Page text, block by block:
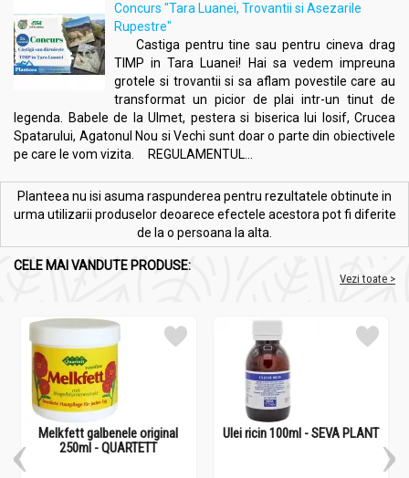
Concurs "Tara Luanei, Trovantii si Asezarile
Rupestre"
Castiga pentru tine sau pentru cineva drag
TIMP in Tara Luanei! Hai sa vedem impreuna
grotele si trovantii si sa aflam povestile care au
transformat un picior de plai intr-un tinut de
legenda. Babele de la Ulmet, pestera si biserica lui Iosif, Crucea
Spatarului, Agatonul Nou si Vechi sunt doar o parte din obiectivele
pe care le vom vizita. REGULAMENTUL...
Planteea nu isi asuma raspunderea pentru rezultatele obtinute in
urma utilizarii produselor deoarece efectele acestora pot fi diferite
de la o persoana la alta.
CELE MAI VANDUTE PRODUSE:
Vezi toate >
Melkfett galbenele original
250ml - QUARTETT
Ulei ricin 100ml - SEVA PLANT